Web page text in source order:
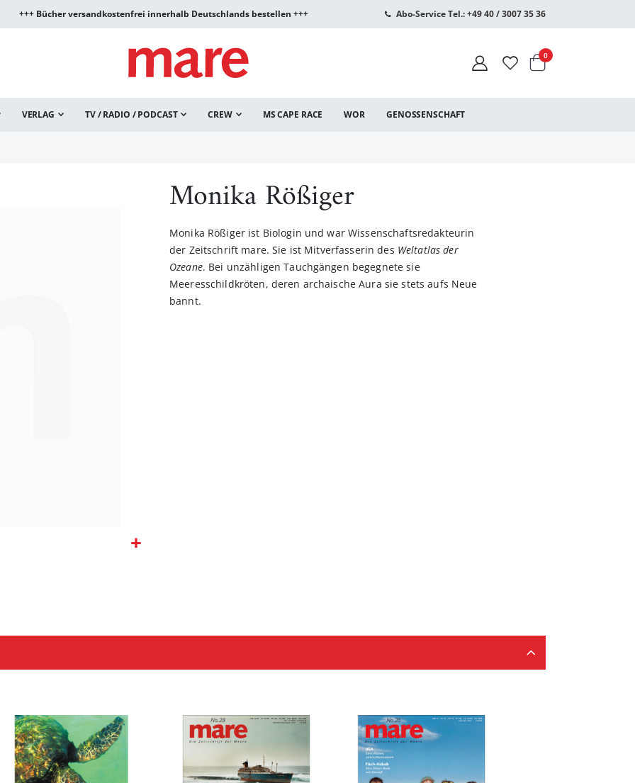
+++ Bücher versandkostenfrei innerhalb Deutschlands bestellen +++ Abo-Service Tel.: +49 40 / 3007 35 36
Warenkorb
0Artikel
VERLAG TV / RADIO / PODCAST CREW MS CAPE RACE WOR GENOSSENSCHAFT
Monika Rößiger
Monika Rößiger ist Biologin und war Wissenschaftsredakteurin
der Zeitschrift mare. Sie ist Mitverfasserin des Weltatlas der
Ozeane. Bei unzähligen Tauchgängen begegnete sie
Meeresschildkröten, deren archaische Aura sie stets aufs Neue
bannt.